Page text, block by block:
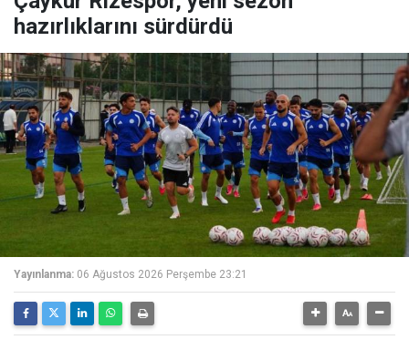
hazırlıklarını sürdürdü
Yayınlanma: 06 Ağustos 2026 Perşembe 23:21